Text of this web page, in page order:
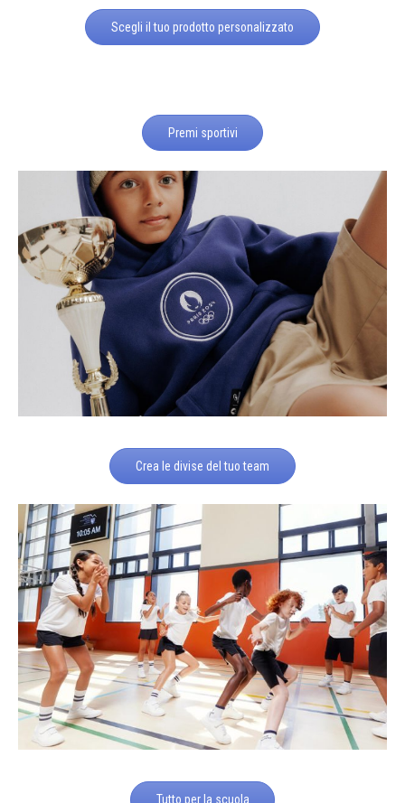
Scegli il tuo prodotto personalizzato
Premi sportivi
Crea le divise del tuo team
Tutto per la scuola